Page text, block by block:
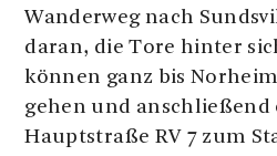
Wanderweg nach
daran, die Tore hinter
können ganz bis
gehen und anschließend
Hauptstraße RV 7 zum